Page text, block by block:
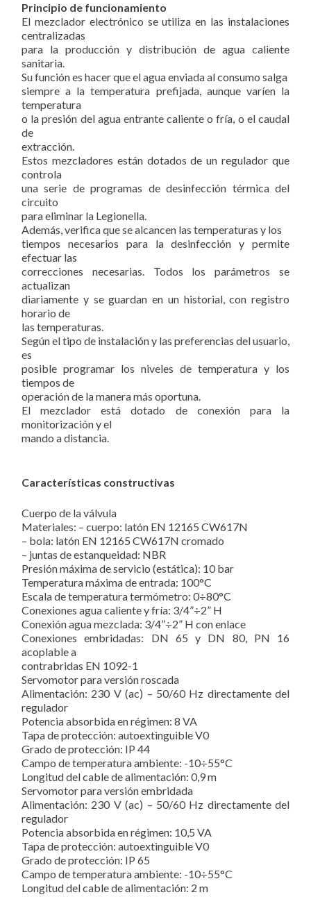
Principio de funcionamiento
El mezclador electrónico se utiliza en las instalaciones
centralizadas
para la producción y distribución de agua caliente
sanitaria.
Su función es hacer que el agua enviada al consumo salga
siempre a la temperatura prefijada, aunque varíen la
temperatura
o la presión del agua entrante caliente o fría, o el caudal
de
extracción.
Estos mezcladores están dotados de un regulador que
controla
una serie de programas de desinfección térmica del
circuito
para eliminar la Legionella.
Además,verificaquesealcancen las temperaturas y los
tiempos necesarios para la desinfección y permite
efectuar las
correcciones necesarias. Todos los parámetros se
actualizan
diariamente y se guardan en un historial, con registro
horario de
las temperaturas.
Según el tipo de instalación y las preferencias del usuario,
es
posible programar los niveles de temperatura y los
tiempos de
operación de la manera más oportuna.
El mezclador está dotado de conexión para la
monitorización y el
mando a distancia.
Características constructivas
Cuerpo de la válvula
Materiales: – cuerpo: latón EN 12165 CW617N
– bola: latón EN 12165 CW617N cromado
– juntas de estanqueidad: NBR
Presión máxima de servicio (estática): 10 bar
Temperatura máxima de entrada: 100°C
Escala de temperatura termómetro: 0÷80°C
Conexiones agua caliente y fría: 3/4”÷2” H
Conexión agua mezclada: 3/4”÷2” H con enlace
Conexiones embridadas:
DN 65 y DN 80, PN 16
acoplable a
contrabridas EN 1092-1
Servomotor para versión roscada
Alimentación: 230 V (ac) – 50/60 Hz directamente del
regulador
Potencia absorbida en régimen: 8 VA
Tapa de protección: autoextinguible V0
Grado de protección: IP 44
Campo de temperatura ambiente: -10÷55°C
Longitud del cable de alimentación: 0,9 m
Servomotor para versión embridada
Alimentación: 230 V (ac) – 50/60 Hz directamente del
regulador
Potencia absorbida en régimen: 10,5 VA
Tapa de protección: autoextinguible V0
Grado de protección: IP 65
Campo de temperatura ambiente: -10÷55°C
Longitud del cable de alimentación: 2 m